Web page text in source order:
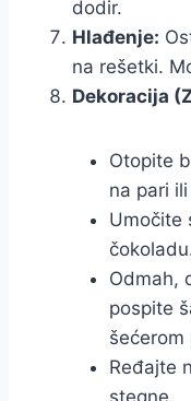
dodir.
Hlađenje:
na rešetki.
Dekoracija
Otopite
na pari
Umočite
Odmah,
pospite
šećerom
Ređajte